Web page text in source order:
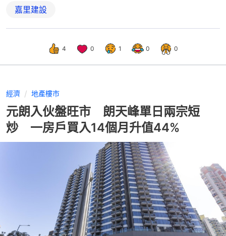
嘉里建設
4 0 1 0 0
經濟 地產樓市
元朗入伙盤旺市 朗天峰單日兩宗短
炒 一房戶買入14個月升值44%